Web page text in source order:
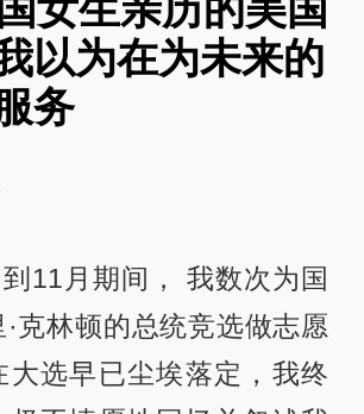
女生亲历的美国
以为在为未来的
务
11月期间， 我数次为国
克林顿的总统竞选做志愿
大选早已尘埃落定，我终